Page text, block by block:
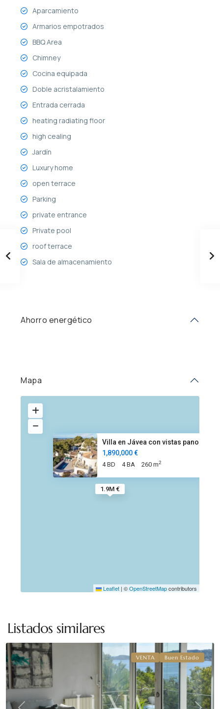
Aparcamiento
Armarios empotrados
BBQ Area
Chimney
Cocina equipada
Doble acristalamiento
Entrada cerrada
heating radiating floor
high cealing
Jardín
Luxury home
open terrace
Parking
private entrance
Private pool
roof terrace
Sala de almacenamiento
Ahorro energético
Mapa
1.9M €
Villa en Jávea con vistas pano
1,890,000 €
4 BD 4 BA 260 m2
Leaflet | ©OpenStreetMapcontributors
Listados similares
corona ,
Jávea
VENTA Buen Estado